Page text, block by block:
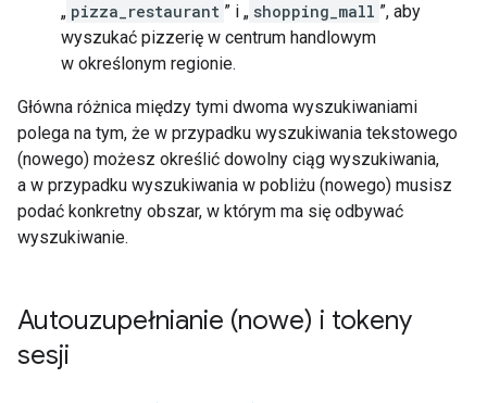
„ pizza_restaurant ” i „ shopping_mall ”, aby
wyszukać pizzerię w centrum handlowym
w określonym regionie.
Główna różnica między tymi dwoma wyszukiwaniami
polega na tym, że w przypadku wyszukiwania tekstowego
(nowego) możesz określić dowolny ciąg wyszukiwania,
a w przypadku wyszukiwania w pobliżu (nowego) musisz
podać konkretny obszar, w którym ma się odbywać
wyszukiwanie.
Autouzupełnianie (nowe) i tokeny
sesji